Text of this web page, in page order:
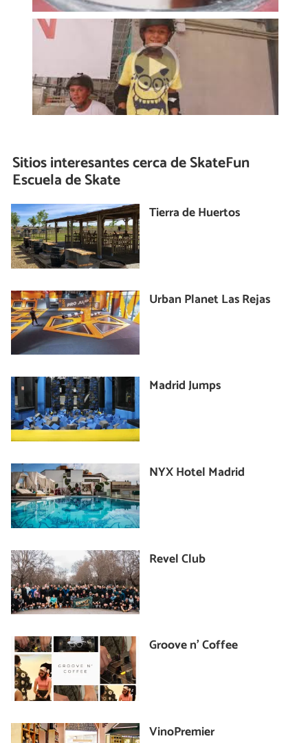
Sitios interesantes cerca deSkateFun
Escuela de Skate
Tierra de Huertos
Urban Planet Las Rejas
Madrid Jumps
NYX Hotel Madrid
Revel Club
Groove n’ Coffee
VinoPremier